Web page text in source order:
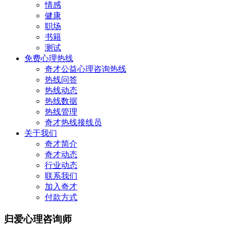
情感
健康
职场
书籍
测试
免费心理热线
奇才公益心理咨询热线
热线问答
热线动态
热线数据
热线管理
奇才热线接线员
关于我们
奇才简介
奇才动态
行业动态
联系我们
加入奇才
付款方式
归爱心理咨询师